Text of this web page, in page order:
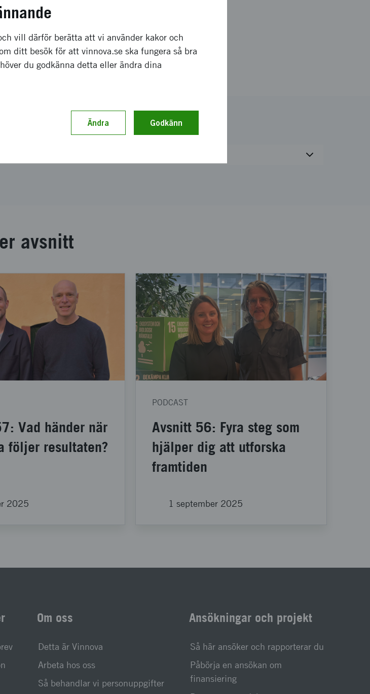
avsnitt
Vad händer när
följer resultaten?
2025
PODCAST
Avsnitt 56: Fyra steg som
hjälper dig att utforska
framtiden
1 september 2025
Om oss
Detta är Vinnova
Arbeta hos oss
Så behandlar vi personuppgifter
Ansökningar och projekt
Så här ansöker och rapporterar du
Påbörja en ansökan om
finansiering
vill därför berätta att vi använder kakor och
ditt besök för att vinnova.se ska fungera så bra
du godkänna detta eller ändra dina
Ändra Godkänn